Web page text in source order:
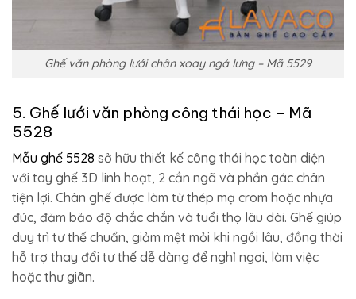
Ghế văn phòng lưới chân xoay ngả lưng – Mã 5529
5. Ghế lưới văn phòng công thái học – Mã
5528
Mẫu ghế 5528 sở hữu thiết kế công thái học toàn diện
với tay ghế 3D linh hoạt, 2 cần ngã và phần gác chân
tiện lợi. Chân ghế được làm từ thép mạ crom hoặc nhựa
đúc, đảm bảo độ chắc chắn và tuổi thọ lâu dài. Ghế giúp
duy trì tư thế chuẩn, giảm mệt mỏi khi ngồi lâu, đồng thời
hỗ trợ thay đổi tư thế dễ dàng để nghỉ ngơi, làm việc
hoặc thư giãn.